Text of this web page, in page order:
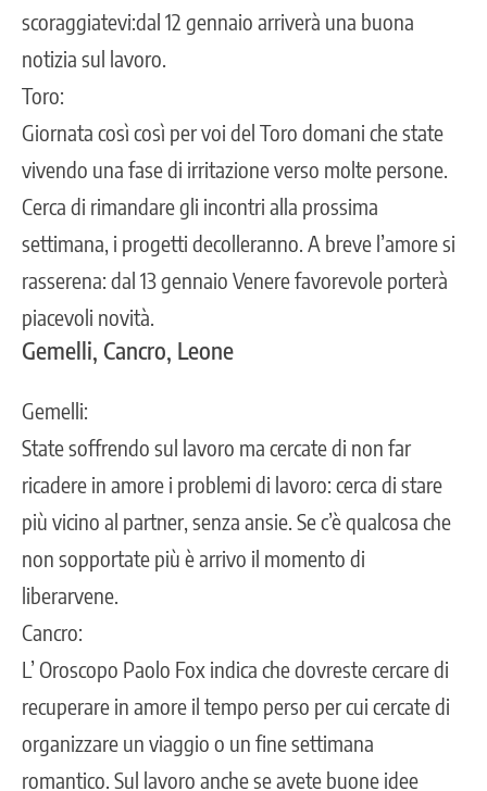
scoraggiatevi:dal 12 gennaio arriverà una buona
notizia sul lavoro.
Toro:
Giornata così così per voi del Toro domani che state
vivendo una fase di irritazione verso molte persone.
Cerca di rimandare gli incontri alla prossima
settimana, i progetti decolleranno. A breve l’amore si
rasserena: dal 13 gennaio Venere favorevole porterà
piacevoli novità.
Gemelli, Cancro, Leone
Gemelli:
State soffrendo sul lavoro ma cercate di non far
ricadere in amore i problemi di lavoro: cerca di stare
più vicino al partner, senza ansie. Se c’è qualcosa che
non sopportate più è arrivo il momento di
liberarvene.
Cancro:
L’ Oroscopo Paolo Fox indica che dovreste cercare di
recuperare in amore il tempo perso per cui cercate di
organizzare un viaggio o un fine settimana
romantico. Sul lavoro anche se avete buone idee